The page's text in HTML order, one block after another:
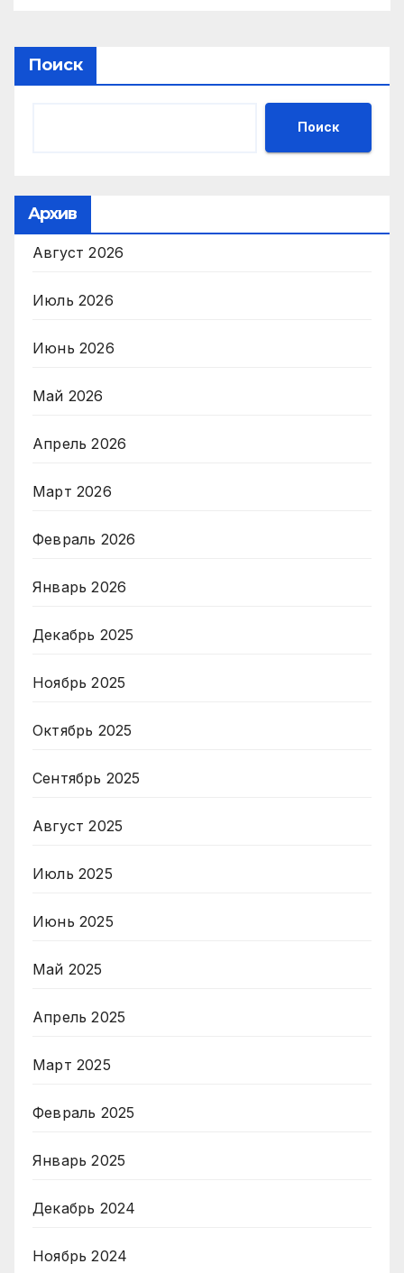
Поиск
Поиск
Архив
Август 2026
Июль 2026
Июнь 2026
Май 2026
Апрель 2026
Март 2026
Февраль 2026
Январь 2026
Декабрь 2025
Ноябрь 2025
Октябрь 2025
Сентябрь 2025
Август 2025
Июль 2025
Июнь 2025
Май 2025
Апрель 2025
Март 2025
Февраль 2025
Январь 2025
Декабрь 2024
Ноябрь 2024